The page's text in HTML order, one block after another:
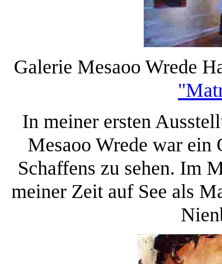
Galerie Mesaoo Wrede
In meiner ersten
Mesaoo Wrede war ein
Schaffens zu sehen. Im
meiner Zeit auf See als